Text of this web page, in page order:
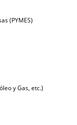
(PYMES)
y Gas, etc.)